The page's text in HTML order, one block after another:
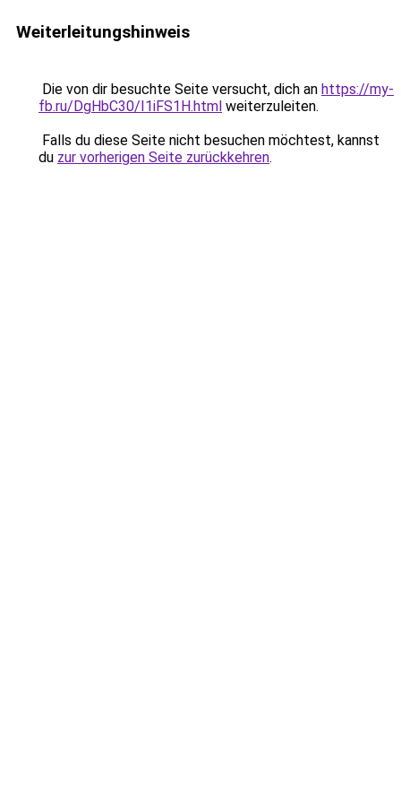
Weiterleitungshinweis
Die von dir besuchte Seite versucht, dich an https://my-
fb.ru/DgHbC30/I1iFS1H.html weiterzuleiten.
Falls du diese Seite nicht besuchen möchtest, kannst
du zur vorherigen Seite zurückkehren.